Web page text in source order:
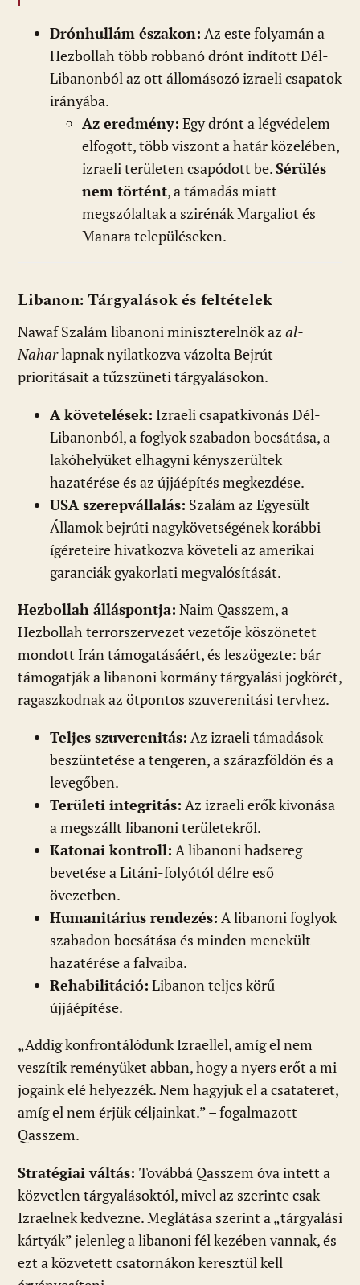
Drónhullám északon: Az este folyamán a
Hezbollah több robbanó drónt indított Dél-
Libanonból az ott állomásozó izraeli csapatok
irányába.
Az eredmény: Egy drónt a légvédelem
elfogott, több viszont a határ közelében,
izraeli területen csapódott be.Sérülés
nem történt, a támadás miatt
megszólaltak a szirénák Margaliot és
Manara településeken.
Libanon: Tárgyalások és feltételek
Nawaf Szalám libanoni miniszterelnök az al-
Naharlapnak nyilatkozva vázolta Bejrút
prioritásait a tűzszüneti tárgyalásokon.
A követelések: Izraeli csapatkivonás Dél-
Libanonból, a foglyok szabadon bocsátása, a
lakóhelyüket elhagyni kényszerültek
hazatérése és az újjáépítés megkezdése.
USA szerepvállalás: Szalám az Egyesült
Államok bejrúti nagykövetségének korábbi
ígéreteire hivatkozva követeli az amerikai
garanciák gyakorlati megvalósítását.
Hezbollah álláspontja: Naim Qasszem, a
Hezbollah terrorszervezet vezetője köszönetet
mondott Irán támogatásáért, és leszögezte: bár
támogatják a libanoni kormány tárgyalási jogkörét,
ragaszkodnak az ötpontos szuverenitási tervhez.
Teljes szuverenitás: Az izraeli támadások
beszüntetése a tengeren, a szárazföldön és a
levegőben.
Területi integritás: Az izraeli erők kivonása
a megszállt libanoni területekről.
Katonai kontroll: A libanoni hadsereg
bevetése a Litáni-folyótól délre eső
övezetben.
Humanitárius rendezés: A libanoni foglyok
szabadon bocsátása és minden menekült
hazatérése a falvaiba.
Rehabilitáció: Libanon teljes körű
újjáépítése.
„Addig konfrontálódunk Izraellel, amíg el nem
veszítik reményüket abban, hogy a nyers erőt a mi
jogaink elé helyezzék. Nem hagyjuk el a csatateret,
amíg el nem érjük céljainkat.” – fogalmazott
Qasszem.
Stratégiai váltás: Továbbá Qasszem óva intett a
közvetlen tárgyalásoktól, mivel az szerinte csak
Izraelnek kedvezne. Meglátása szerint a „tárgyalási
kártyák” jelenleg a libanoni fél kezében vannak, és
ezt a közvetett csatornákon keresztül kell